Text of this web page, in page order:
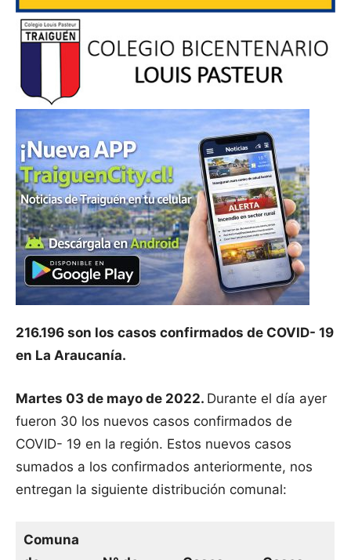
216.196 son los casos confirmados de COVID- 19
en La Araucanía.
Martes 03 de mayo de 2022. Durante el día ayer
fueron 30 los nuevos casos confirmados de
COVID- 19 en la región. Estos nuevos casos
sumados a los confirmados anteriormente, nos
entregan la siguiente distribución comunal:
Comuna